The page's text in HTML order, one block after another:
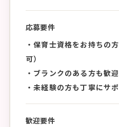
応募要件
・保育士資格をお持ちの
可）
・ブランクのある方も歓迎
・未経験の方も丁寧にサ
歓迎要件